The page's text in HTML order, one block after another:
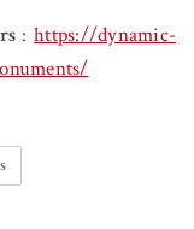
:https://dynamic-